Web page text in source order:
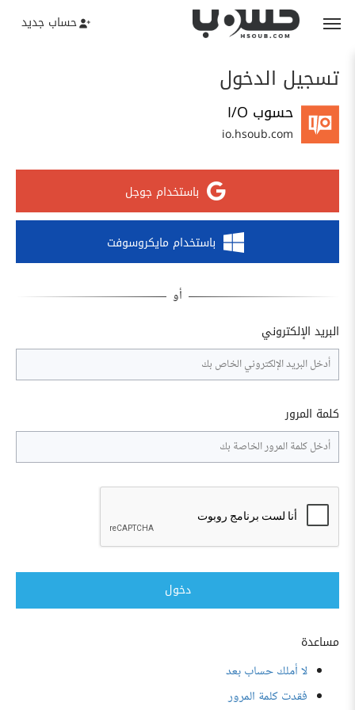
حساب جديد
تسجيل الدخول
حسوب I/O
io.hsoub.com
باستخدام جوجل
باستخدام مايكروسوفت
البريد الإلكتروني
كلمة المرور
دخول
مساعدة
لا أملك حساب بعد
فقدت كلمة المرور